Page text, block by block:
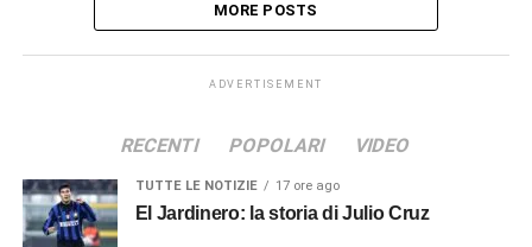
MORE POSTS
ADVERTISEMENT
RECENTI POPOLARI VIDEO
TUTTE LE NOTIZIE 17 ore ago
El Jardinero: la storia di Julio Cruz